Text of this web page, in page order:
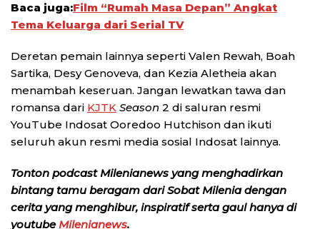
Baca juga:Film “Rumah Masa Depan” Angkat
Tema Keluarga dari Serial TV
Deretan pemain lainnya seperti Valen Rewah, Boah
Sartika, Desy Genoveva, dan Kezia Aletheia akan
menambah keseruan. Jangan lewatkan tawa dan
romansa dari KJTK Season 2 di saluran resmi
YouTube Indosat Ooredoo Hutchison dan ikuti
seluruh akun resmi media sosial Indosat lainnya.
Tonton podcast Milenianews yang menghadirkan
bintang tamu beragam dari Sobat Milenia dengan
cerita yang menghibur, inspiratif serta gaul hanya di
youtubeMilenianews.